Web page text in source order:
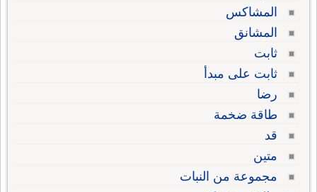
المشاكس
المشانق
ثابت
ثابت على مبدأ
رضا
طاقة ضخمة
قد
متين
مجموعة من النبات